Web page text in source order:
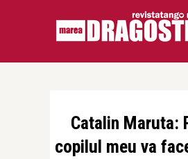
Catalin Maruta:
copilul meu va